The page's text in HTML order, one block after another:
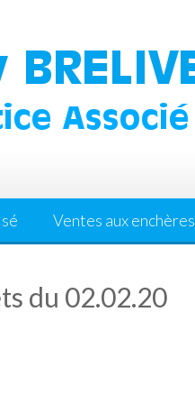
Ventes aux enchères
du 02.02.20